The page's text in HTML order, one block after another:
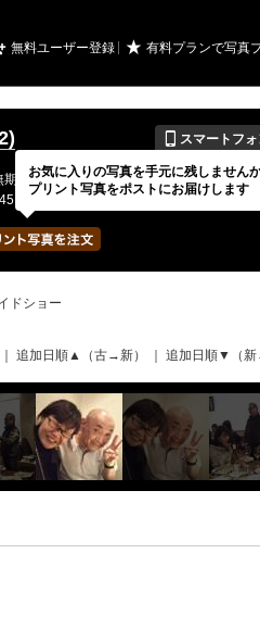
無料ユーザー登録 ★ 有料プランで写真
📱 スマートフ
期限 イベントの期間
---
/ 150枚
ドショー
追加日順▲（古→新） 追加日順▼（新
お気に入りの写真を手元に残しません
プリント写真をポストにお届けします